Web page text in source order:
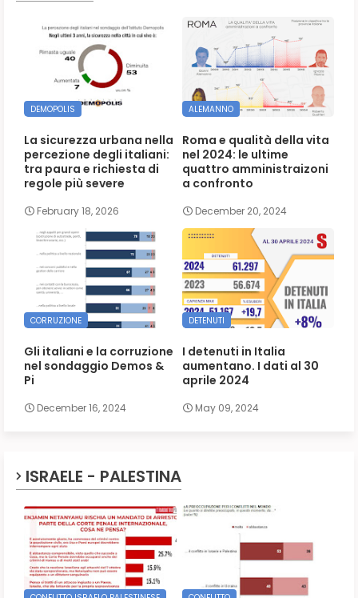
DEMOPOLIS
La sicurezza urbana nella
percezione degli italiani:
tra paura e richiesta di
regole più severe
February 18, 2026
ALEMANNO
Roma e qualità della vita
nel 2024: le ultime
quattro amministraizoni
a confronto
December 20, 2024
CORRUZIONE
Gli italiani e la corruzione
nel sondaggio Demos &
Pi
December 16, 2024
DETENUTI
I detenuti in Italia
aumentano. I dati al 30
aprile 2024
May 09, 2024
ISRAELE - PALESTINA